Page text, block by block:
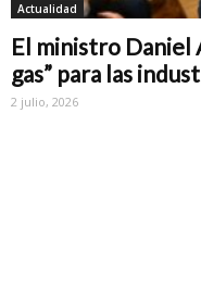
Actualidad
El ministro Daniel
gas” para las
2 julio, 2026